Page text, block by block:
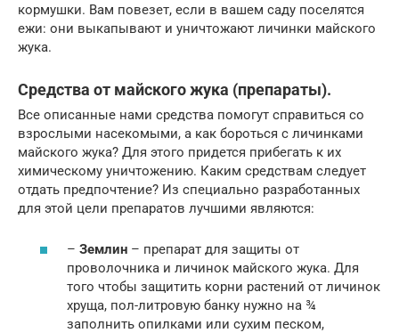
кормушки. Вам повезет, если в вашем саду поселятся
ежи: они выкапывают и уничтожают личинки майского
жука.
Средства от майского жука (препараты).
Все описанные нами средства помогут справиться со
взрослыми насекомыми, а как бороться с личинками
майского жука? Для этого придется прибегать к их
химическому уничтожению. Каким средствам следует
отдать предпочтение? Из специально разработанных
для этой цели препаратов лучшими являются:
– Землин – препарат для защиты от
проволочника и личинок майского жука. Для
того чтобы защитить корни растений от личинок
хруща, пол-литровую банку нужно на ¾
заполнить опилками или сухим песком,